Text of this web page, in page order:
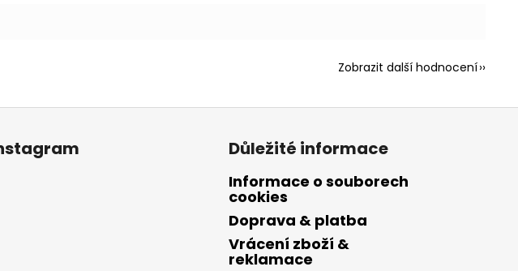
Zobrazit další hodnocení
Důležité informace
Informace o souborech
cookies
Doprava & platba
Vrácení zboží &
reklamace